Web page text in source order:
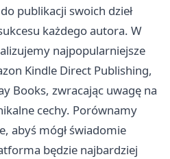
publikacji swoich dzieł
każdego autora. W
najpopularniejsze
Kindle Direct Publishing,
Books, zwracając uwagę na
cechy. Porównamy
abyś mógł świadomie
będzie najbardziej